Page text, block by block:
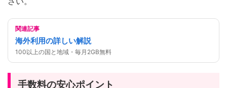
関連記事
海外利用の詳しい解説
100以上の国と地域・毎月2GB無料
手数料の安心ポイント